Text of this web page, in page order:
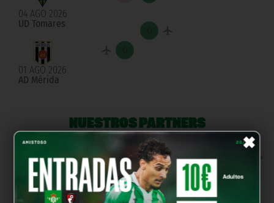
×
04 AGO 2026
UD Tomares
01 AGO 2026
AD Mérida
NUESTROS PARTNERS